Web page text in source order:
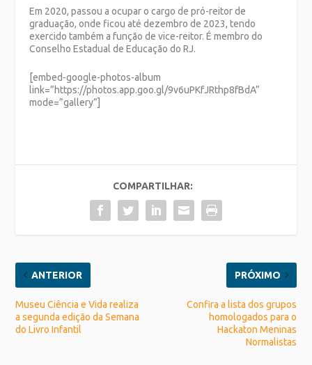
Em 2020, passou a ocupar o cargo de pró-reitor de
graduação, onde ficou até dezembro de 2023, tendo
exercido também a função de vice-reitor. É membro do
Conselho Estadual de Educação do RJ.
[embed-google-photos-album
link=”https://photos.app.goo.gl/9v6uPKfJRthp8fBdA”
mode=”gallery”]
COMPARTILHAR:
ANTERIOR
Museu Ciência e Vida realiza
a segunda edição da Semana
do Livro Infantil
PRÓXIMO
Confira a lista dos grupos
homologados para o
Hackaton Meninas
Normalistas